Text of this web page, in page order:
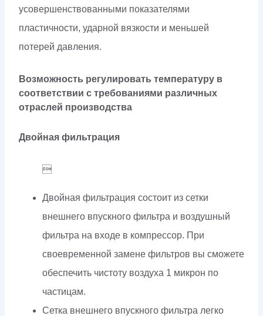
усовершенствованными показателями
пластичности, ударной вязкости и меньшей
потерей давления.
Возможность регулировать температуру в
соответствии с требованиями различных
отраслей производства
Двойная фильтрация

Двойная фильтрация состоит из сетки
внешнего впускного фильтра и воздушный
фильтра на входе в компрессор. При
своевременной замене фильтров вы сможете
обеспечить чистоту воздуха 1 микрон по
частицам.
Сетка внешнего впускного фильтра легко